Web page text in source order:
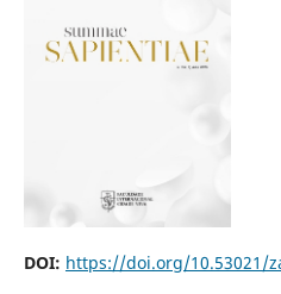
DOI: https://doi.org/10.53021/